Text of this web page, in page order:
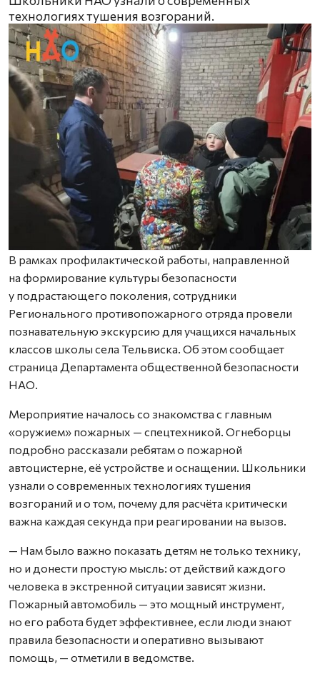
технологиях тушения возгораний.
В рамках профилактической работы, направленной
на формирование культуры безопасности
у подрастающего поколения, сотрудники
Регионального противопожарного отряда провели
познавательную экскурсию для учащихся начальных
классов школы села Тельвиска. Об этом сообщает
страница Департамента общественной безопасности
НАО.
Мероприятие началось со знакомства с главным
«оружием» пожарных — спецтехникой. Огнеборцы
подробно рассказали ребятам о пожарной
автоцистерне, её устройстве и оснащении. Школьники
узнали о современных технологиях тушения
возгораний и о том, почему для расчёта критически
важна каждая секунда при реагировании на вызов.
— Нам было важно показать детям не только технику,
но и донести простую мысль: от действий каждого
человека в экстренной ситуации зависят жизни.
Пожарный автомобиль — это мощный инструмент,
но его работа будет эффективнее, если люди знают
правила безопасности и оперативно вызывают
помощь, — отметили в ведомстве.